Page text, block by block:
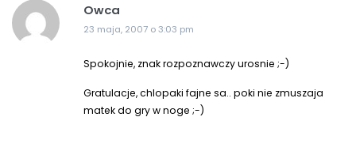
Owca
23 maja, 2007 o 3:03 pm
Spokojnie, znak rozpoznawczy urosnie ;-)
Gratulacje, chlopaki fajne sa.. poki nie zmuszaja
matek do gry w noge ;-)